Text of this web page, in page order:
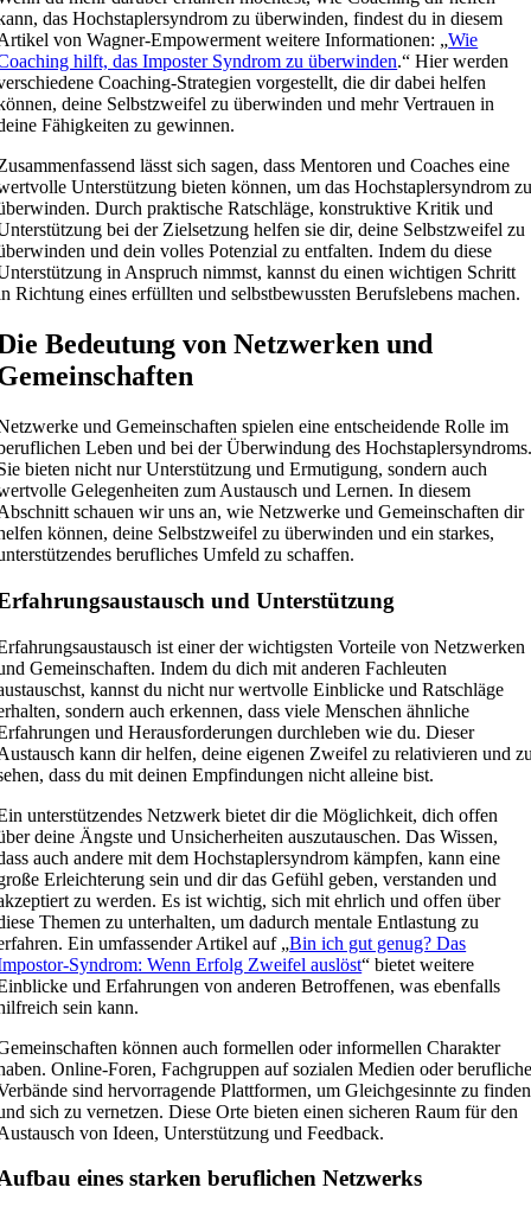
das Hochstaplersyndrom zu überwinden, findest du in diesem
von Wagner-Empowerment weitere Informationen: „Wie
hilft, das Imposter Syndrom zu überwinden.“ Hier werden
Coaching-Strategien vorgestellt, die dir dabei helfen
deine Selbstzweifel zu überwinden und mehr Vertrauen in
Fähigkeiten zu gewinnen.
lässt sich sagen, dass Mentoren und Coaches eine
Unterstützung bieten können, um das Hochstaplersyndrom
Durch praktische Ratschläge, konstruktive Kritik und
bei der Zielsetzung helfen sie dir, deine Selbstzweifel zu
und dein volles Potenzial zu entfalten. Indem du diese
in Anspruch nimmst, kannst du einen wichtigen Schritt
Richtung eines erfüllten und selbstbewussten Berufslebens machen.
Bedeutung von Netzwerken und
und Gemeinschaften spielen eine entscheidende Rolle im
Leben und bei der Überwindung des
bieten nicht nur Unterstützung und Ermutigung, sondern auch
Gelegenheiten zum Austausch und Lernen. In diesem
schauen wir uns an, wie Netzwerke und Gemeinschaften dir
können, deine Selbstzweifel zu überwinden und ein starkes,
berufliches Umfeld zu schaffen.
und Unterstützung
ist einer der wichtigsten Vorteile von Netzwerken
Gemeinschaften. Indem du dich mit anderen Fachleuten
kannst du nicht nur wertvolle Einblicke und Ratschläge
sondern auch erkennen, dass viele Menschen ähnliche
und Herausforderungen durchleben wie du. Dieser
kann dir helfen, deine eigenen Zweifel zu relativieren und
dass du mit deinen Empfindungen nicht alleine bist.
unterstützendes Netzwerk bietet dir die Möglichkeit, dich offen
deine Ängste und Unsicherheiten auszutauschen. Das Wissen,
auch andere mit dem Hochstaplersyndrom kämpfen, kann eine
Erleichterung sein und dir das Gefühl geben, verstanden und
zu werden. Es ist wichtig, sich mit ehrlich und offen über
Themen zu unterhalten, um dadurch mentale Entlastung zu
Ein umfassender Artikel auf „Bin ich gut genug? Das
Syndrom: Wenn Erfolg Zweifel auslöst“ bietet weitere
und Erfahrungen von anderen Betroffenen, was ebenfalls
sein kann.
können auch formellen oder informellen Charakter
Online-Foren, Fachgruppen auf sozialen Medien oder
sind hervorragende Plattformen, um Gleichgesinnte zu finden
sich zu vernetzen. Diese Orte bieten einen sicheren Raum für den
von Ideen, Unterstützung und Feedback.
eines starken beruflichen Netzwerks